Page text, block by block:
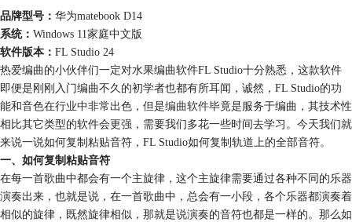
品牌型号： 华为matebook D14
系统： Windows 11家庭中文版
软件版本： FL Studio 24
热爱编曲的小伙伴们一定对水果编曲软件FL Studio十分熟悉，这款软件
即便是刚刚入门编曲不久的初学者也都有所耳闻，诚然，FL Studio的功
能和音色在行业中非常出色，但是编曲软件毕竟是服务于编曲，其技术性
相比其它类型的软件会更强，需要我们多花一些时间去学习。今天我们就
来说一说如何复制粘贴音符，FL Studio如何复制轨道上的全部音符。
一、如何复制粘贴音符
在每一首歌曲中都会有一个主旋律，这个主旋律需要通过各种不同的乐器
演奏出来，也就是说，在一首歌曲中，总会有一小段，各个乐器都演奏着
相似的旋律，既然旋律相似，那就是说演奏的音符也都是一样的。那么如